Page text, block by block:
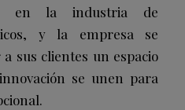
en la industria de
y la empresa se
sus clientes un espacio
se unen para